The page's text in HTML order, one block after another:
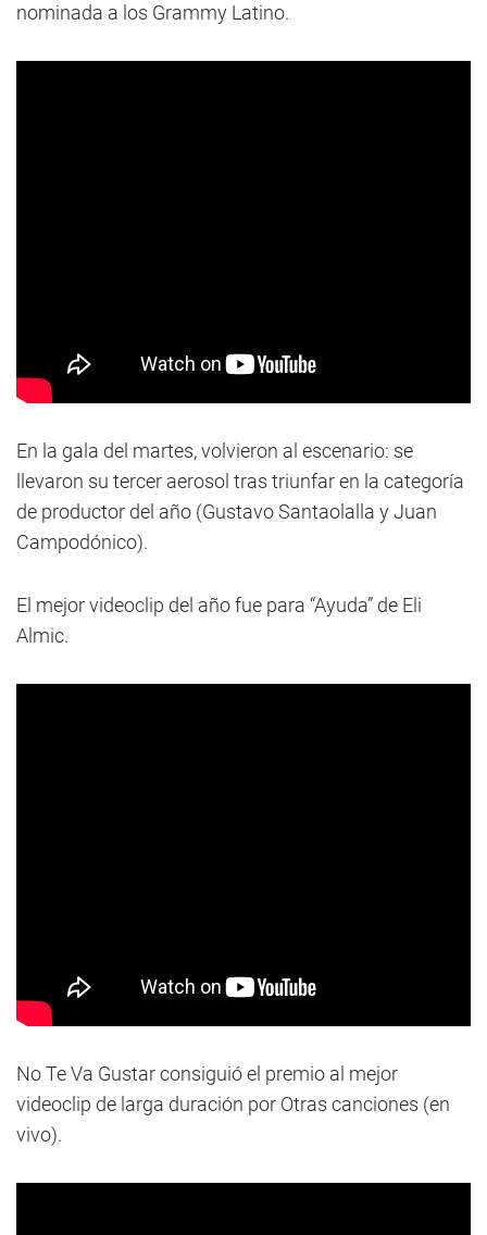
nominada a los Grammy Latino.
En la gala del martes, volvieron al escenario: se
llevaron su tercer aerosol tras triunfar en la categoría
de productor del año (Gustavo Santaolalla y Juan
Campodónico).
El mejor videoclip del año fue para “Ayuda” de Eli
Almic.
No Te Va Gustar consiguió el premio al mejor
videoclip de larga duración por Otras canciones (en
vivo).